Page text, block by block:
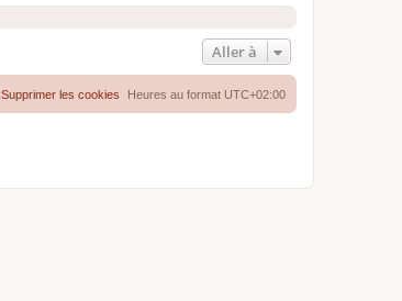
Aller à
Heures au format UTC+02:00
Supprimer les cookies